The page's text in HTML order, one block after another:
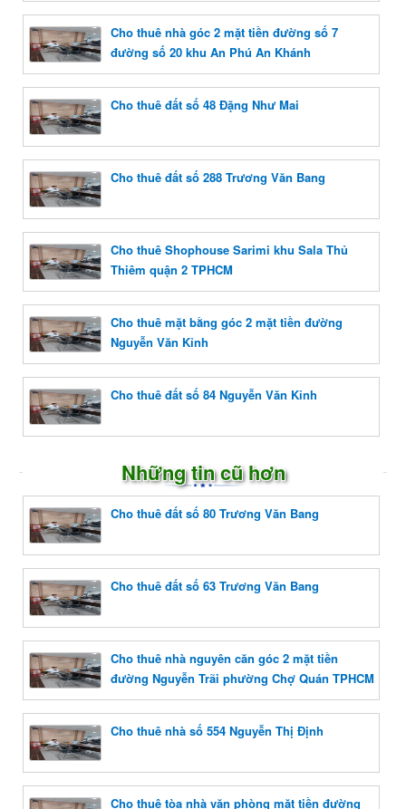
Cho thuê nhà góc 2 mặt tiền đường số 7
đường số 20 khu An Phú An Khánh
Cho thuê đất số 48 Đặng Như Mai
Cho thuê đất số 288 Trương Văn Bang
Cho thuê Shophouse Sarimi khu Sala Thủ
Thiêm quận 2 TPHCM
Cho thuê mặt bằng góc 2 mặt tiền đường
Nguyễn Văn Kỉnh
Cho thuê đất số 84 Nguyễn Văn Kỉnh
Những tin cũ hơn
Cho thuê đất số 80 Trương Văn Bang
Cho thuê đất số 63 Trương Văn Bang
Cho thuê nhà nguyên căn góc 2 mặt tiền
đường Nguyễn Trãi phường Chợ Quán TPHCM
Cho thuê nhà số 554 Nguyễn Thị Định
Cho thuê tòa nhà văn phòng mặt tiền đường